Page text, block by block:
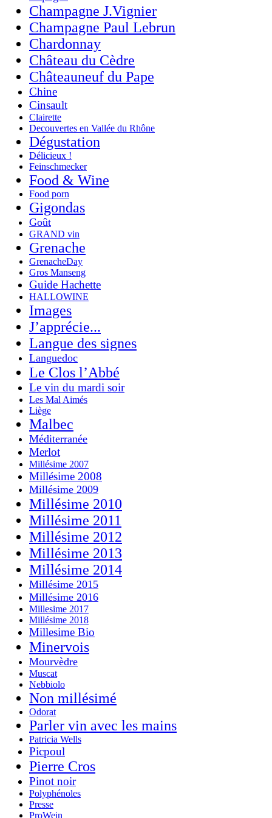
Champagne J.Vignier
Champagne Paul Lebrun
Chardonnay
Château du Cèdre
Châteauneuf du Pape
Chine
Cinsault
Clairette
Decouvertes en Vallée du Rhône
Dégustation
Délicieux !
Feinschmecker
Food & Wine
Food porn
Gigondas
Goût
GRAND vin
Grenache
GrenacheDay
Gros Manseng
Guide Hachette
HALLOWINE
Images
J’apprécie...
Langue des signes
Languedoc
Le Clos l’Abbé
Le vin du mardi soir
Les Mal Aimés
Liège
Malbec
Méditerranée
Merlot
Millésime 2007
Millésime 2008
Millésime 2009
Millésime 2010
Millésime 2011
Millésime 2012
Millésime 2013
Millésime 2014
Millésime 2015
Millésime 2016
Millesime 2017
Millésime 2018
Millesime Bio
Minervois
Mourvèdre
Muscat
Nebbiolo
Non millésimé
Odorat
Parler vin avec les mains
Patricia Wells
Picpoul
Pierre Cros
Pinot noir
Polyphénoles
Presse
ProWein